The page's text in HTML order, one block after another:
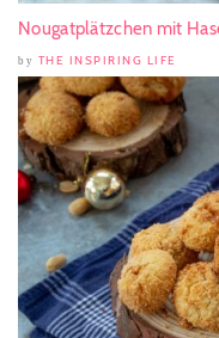
Nougatplätzchen mit
by THE INSPIRING LIFE